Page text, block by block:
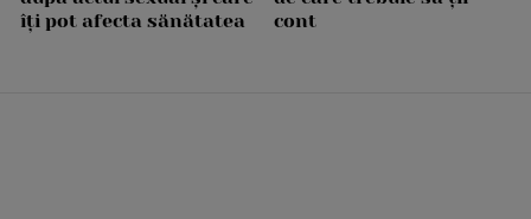
îți pot afecta sănătatea
cont